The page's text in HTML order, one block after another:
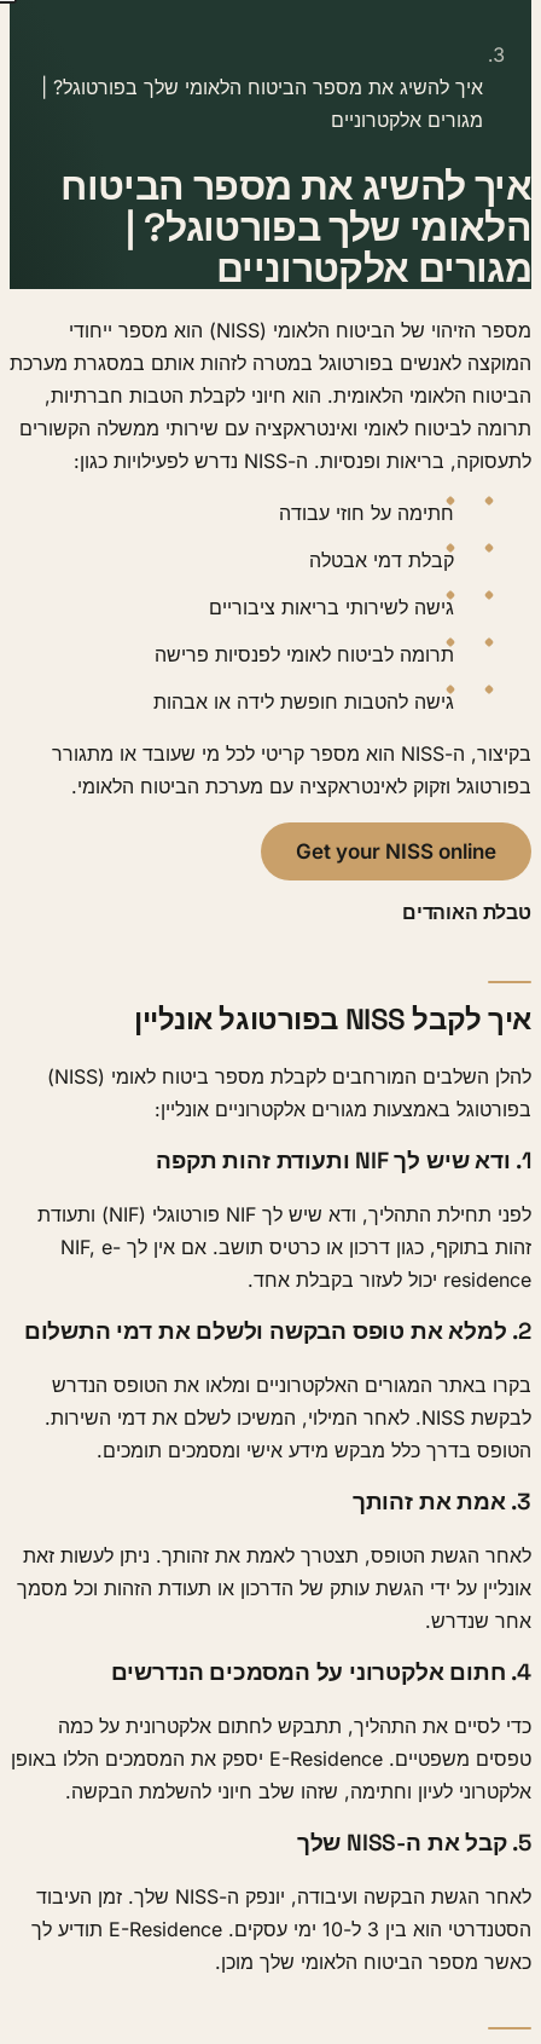
איך להשיג את מספר הביטוח הלאומי שלך בפורטוגל? |
מגורים אלקטרוניים
איך להשיג את מספר הביטוח
הלאומי שלך בפורטוגל? |
מגורים אלקטרוניים
מספר הזיהוי של הביטוח הלאומי (NISS) הוא מספר ייחודי
המוקצה לאנשים בפורטוגל במטרה לזהות אותם במסגרת מערכת
הביטוח הלאומי הלאומית. הוא חיוני לקבלת הטבות חברתיות,
תרומה לביטוח לאומי ואינטראקציה עם שירותי ממשלה הקשורים
לתעסוקה, בריאות ופנסיות. ה-NISS נדרש לפעילויות כגון:
חתימה על חוזי עבודה
קבלת דמי אבטלה
גישה לשירותי בריאות ציבוריים
תרומה לביטוח לאומי לפנסיות פרישה
גישה להטבות חופשת לידה או אבהות
בקיצור, ה-NISS הוא מספר קריטי לכל מי שעובד או מתגורר
בפורטוגל וזקוק לאינטראקציה עם מערכת הביטוח הלאומי.
Get your NISS online
טבלת האוהדים
איך לקבל NISS בפורטוגל אונליין
להלן השלבים המורחבים לקבלת מספר ביטוח לאומי (NISS)
בפורטוגל באמצעות מגורים אלקטרוניים אונליין:
1. ודא שיש לך NIF ותעודת זהות תקפה
לפני תחילת התהליך, ודא שיש לך NIF פורטוגלי (NIF) ותעודת
זהות בתוקף, כגון דרכון או כרטיס תושב. אם אין לך NIF, e-
residence יכול לעזור בקבלת אחד.
2. למלא את טופס הבקשה ולשלם את דמי התשלום
בקרו באתר המגורים האלקטרוניים ומלאו את הטופס הנדרש
לבקשת NISS. לאחר המילוי, המשיכו לשלם את דמי השירות.
הטופס בדרך כלל מבקש מידע אישי ומסמכים תומכים.
3. אמת את זהותך
לאחר הגשת הטופס, תצטרך לאמת את זהותך. ניתן לעשות זאת
אונליין על ידי הגשת עותק של הדרכון או תעודת הזהות וכל מסמך
אחר שנדרש.
4. חתום אלקטרוני על המסמכים הנדרשים
כדי לסיים את התהליך, תתבקש לחתום אלקטרונית על כמה
טפסים משפטיים. E-Residence יספק את המסמכים הללו באופן
אלקטרוני לעיון וחתימה, שזהו שלב חיוני להשלמת הבקשה.
5. קבל את ה-NISS שלך
לאחר הגשת הבקשה ועיבודה, יונפק ה-NISS שלך. זמן העיבוד
הסטנדרטי הוא בין 3 ל-10 ימי עסקים. E-Residence תודיע לך
כאשר מספר הביטוח הלאומי שלך מוכן.